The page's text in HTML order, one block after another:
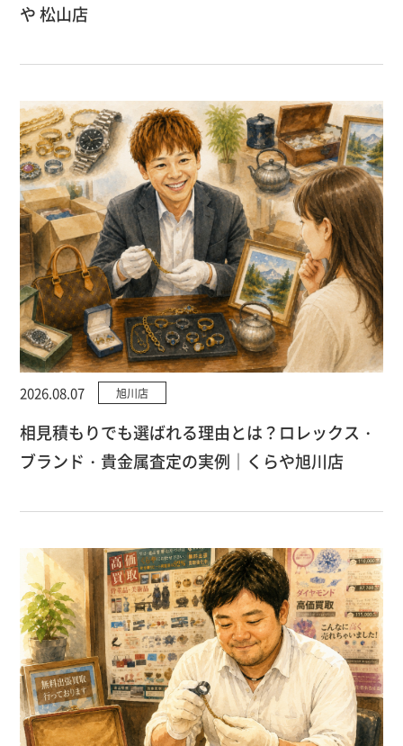
や 松山店
2026.08.07 旭川店
相見積もりでも選ばれる理由とは？ロレックス・
ブランド・貴金属査定の実例｜くらや旭川店